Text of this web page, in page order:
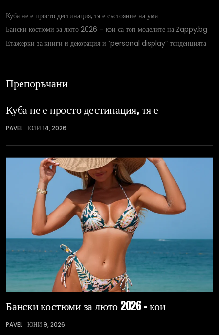
Куба не е просто дестинация, тя е състояние на ума
Бански костюми за люто 2026 – кои са топ моделите на Zappy.bg
Етажерки за книги и декорация и “personal display” тенденцията
Препоръчани
Куба не е просто дестинация, тя е
PAVEL ЮЛИ 14, 2026
Бански костюми за люто 2026 – кои
PAVEL ЮНИ 9, 2026